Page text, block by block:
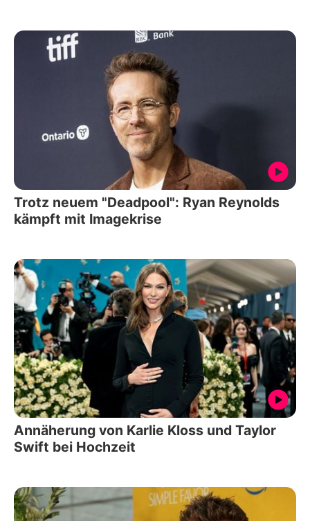
Trotz neuem "Deadpool": Ryan Reynolds
kämpft mit Imagekrise
Annäherung von Karlie Kloss und Taylor
Swift bei Hochzeit